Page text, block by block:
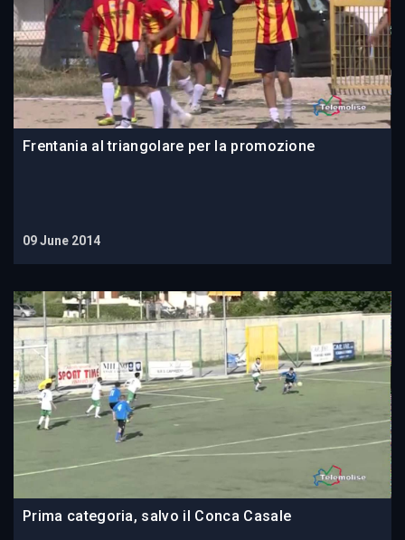
Frentania al triangolare per la promozione
09 June 2014
Prima categoria, salvo il Conca Casale